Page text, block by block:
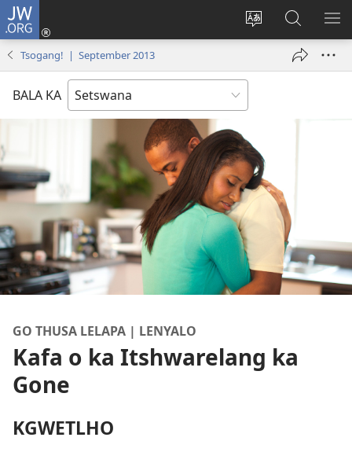
JW.ORG
Fetola
Tsena
e
Senka
JW.ORG/
Tsogang! | September 2013
BALA KA
GO THUSA LELAPA | LENYALO
Kafa o ka Itshwarelang ka
Gone
KGWETLHO